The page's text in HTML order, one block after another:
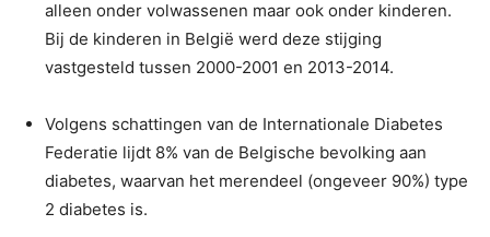
alleen onder volwassenen maar ook onder kinderen.
Bij de kinderen in België werd deze stijging
vastgesteld tussen 2000-2001 en 2013-2014.
Volgens schattingen van de Internationale Diabetes
Federatie lijdt 8% van de Belgische bevolking aan
diabetes, waarvan het merendeel (ongeveer 90%) type
2 diabetes is.